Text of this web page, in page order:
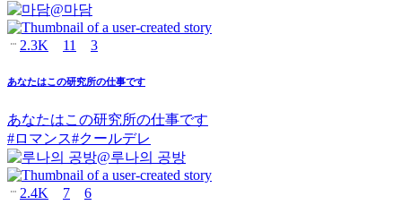
@마담
2.3K 11 3
あなたはこの研究所の仕事です
あなたはこの研究所の仕事です
#ロマンス#クールデレ
@루나의 공방
2.4K 7 6